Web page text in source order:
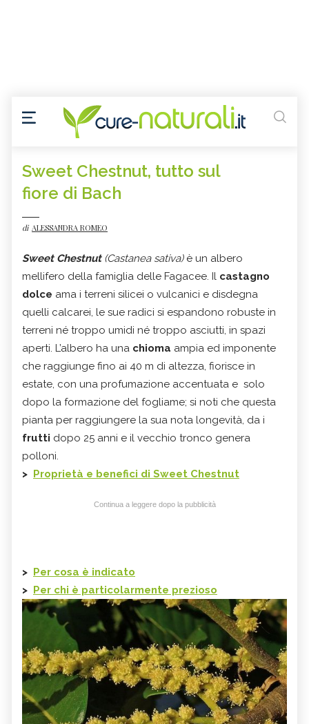
Sweet Chestnut, tutto sul
fiore di Bach
di ALESSANDRA ROMEO
Sweet Chestnut (Castanea sativa) è un albero
mellifero della famiglia delle Fagacee. Il castagno
dolce ama i terreni silicei o vulcanici e disdegna
quelli calcarei, le sue radici si espandono robuste in
terreni né troppo umidi né troppo asciutti, in spazi
aperti. L’albero ha una chioma ampia ed imponente
che raggiunge fino ai 40 m di altezza, fiorisce in
estate, con una profumazione accentuata e solo
dopo la formazione del fogliame; si noti che questa
pianta per raggiungere la sua nota longevità, da i
frutti dopo 25 anni e il vecchio tronco genera
polloni.
> Proprietà e benefici di Sweet Chestnut
Continua a leggere dopo la pubblicità
> Per cosa è indicato
> Per chi è particolarmente prezioso